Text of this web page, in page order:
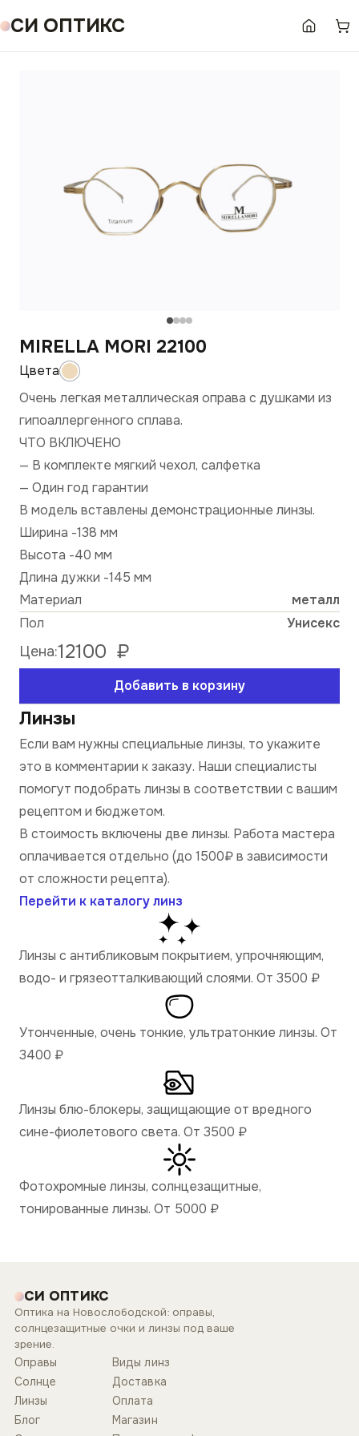
СИ ОПТИКС
MIRELLA MORI 22100
Очень легкая металлическая оправа с душками из
гипоаллергенного сплава.
ЧТО ВКЛЮЧЕНО
— В комплекте мягкий чехол, салфетка
— Один год гарантии
В модель вставлены демонстрационные линзы.
Ширина -138 мм
Высота -40 мм
Длина дужки -145 мм
Материал
металл
Пол
Унисекс
Цена:12100 ₽
Добавить в корзину
Линзы
Если вам нужны специальные линзы, то укажите
это в комментарии к заказу. Наши специалисты
помогут подобрать линзы в соответствии с вашим
рецептом и бюджетом.
В стоимость включены две линзы. Работа мастера
оплачивается отдельно (до 1500₽ в зависимости
от сложности рецепта).
Перейти к каталогу линз
Линзы с антибликовым покрытием, упрочняющим,
водо- и грязеотталкивающий слоями. От 3500 ₽
Утонченные, очень тонкие, ультратонкие линзы. От
3400 ₽
Линзы блю-блокеры, защищающие от вредного
сине-фиолетового света. От 3500 ₽
Фотохромные линзы, солнцезащитные,
тонированные линзы. От 5000 ₽
СИ ОПТИКС
Оптика на Новослободской: оправы,
солнцезащитные очки и линзы под ваше
зрение.
Оправы
Солнце
Линзы
Блог
Виды линз
Доставка
Оплата
Магазин